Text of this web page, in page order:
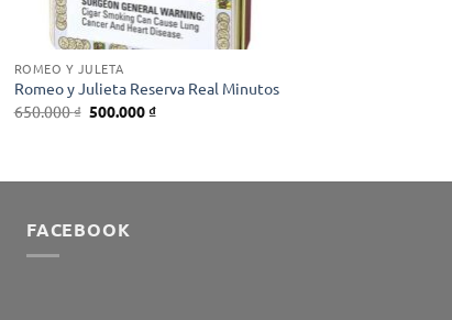
ROMEO Y JULETA
Romeo y Julieta Reserva Real Minutos
650.000₫ Giá
500.000₫Giá
FACEBOOK